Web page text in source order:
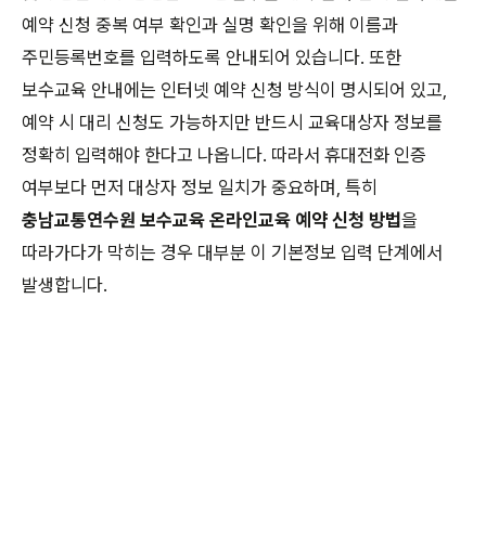
예약 신청 중복 여부 확인과 실명 확인을 위해 이름과
주민등록번호를 입력하도록 안내되어 있습니다. 또한
보수교육 안내에는 인터넷 예약 신청 방식이 명시되어 있고,
예약 시 대리 신청도 가능하지만 반드시 교육대상자 정보를
정확히 입력해야 한다고 나옵니다. 따라서 휴대전화 인증
여부보다 먼저 대상자 정보 일치가 중요하며, 특히
충남교통연수원 보수교육 온라인교육 예약 신청 방법을
따라가다가 막히는 경우 대부분 이 기본정보 입력 단계에서
발생합니다.